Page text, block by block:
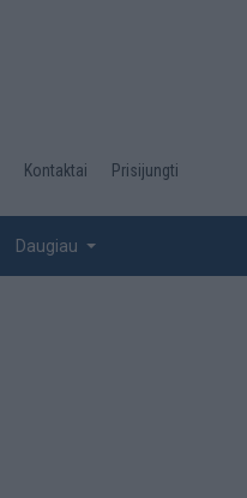
Kontaktai Prisijungti
Daugiau